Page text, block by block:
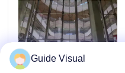
Guide Visual